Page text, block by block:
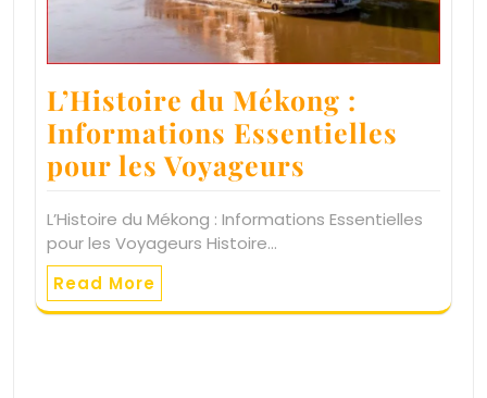
L’Histoire du Mékong :
Informations Essentielles
pour les Voyageurs
L’Histoire du Mékong : Informations Essentielles
pour les Voyageurs Histoire…
Read More